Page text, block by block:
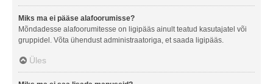
Miks ma ei pääse alafoorumisse?
Mõndadesse alafoorumitesse on ligipääs ainult teatud kasutajatel või
gruppidel. Võta ühendust administraatoriga, et saada ligipääs.
Üles